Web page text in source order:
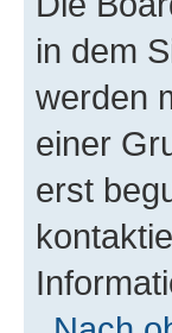
in dem
werden
einer
erst